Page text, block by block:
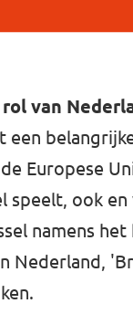
van
een
Europese
speelt, ook
namens
Nederland,